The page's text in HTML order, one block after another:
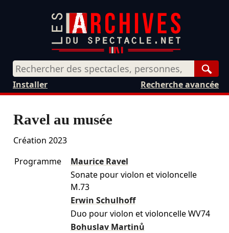
Recherche avancée
Installer
Ravel au musée
Création 2023
Programme
Maurice Ravel
Sonate pour violon et violoncelle
M.73
Erwin Schulhoff
Duo pour violon et violoncelle WV74
Bohuslav Martinů